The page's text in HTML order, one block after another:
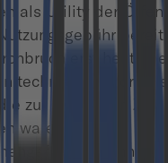
als Utility der
erst heute
technischen
zur damaligen Zeit
waren.
beginnt